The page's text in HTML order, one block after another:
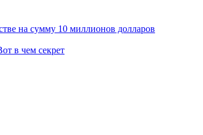
на сумму 10 миллионов долларов
в чем секрет